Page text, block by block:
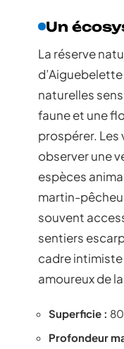
Un
La réserve
naturelles
faune et une
prospérer. Les
observer une
espèces
martin-
souvent
sentiers
cadre
amoureux de
Superficie :
Profondeur